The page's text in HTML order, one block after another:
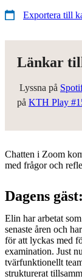
Exportera till
Länkar
Lyssna på
på KTH Play
Chatten i Zoom
med frågor och
Dagens
Elin har arbetat
senaste åren och
för att lyckas med
examination. Just
tvärfunktionellt
strukturerat